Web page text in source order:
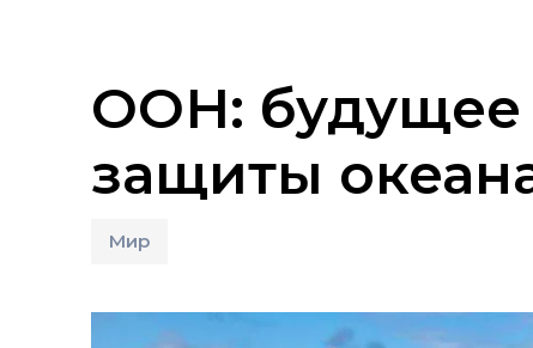
ООН: будущее
защиты
Мир